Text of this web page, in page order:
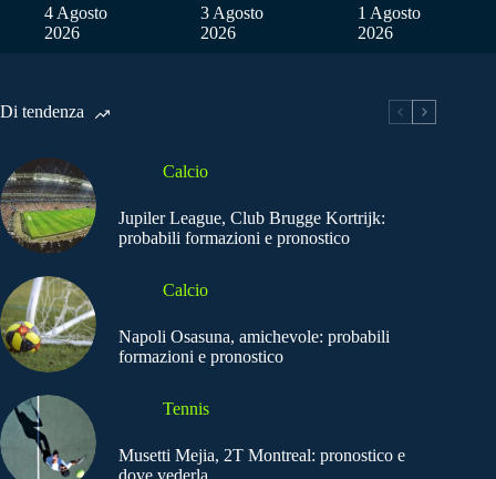
4 Agosto
2026
3 Agosto
2026
1 Agosto
2026
Di tendenza
Calcio
Jupiler League, Club Brugge Kortrijk:
probabili formazioni e pronostico
Calcio
Napoli Osasuna, amichevole: probabili
formazioni e pronostico
Tennis
Musetti Mejia, 2T Montreal: pronostico e